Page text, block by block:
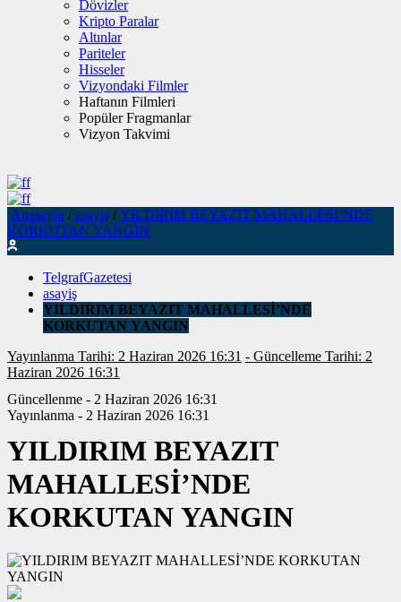
Dövizler
Kripto Paralar
Altınlar
Pariteler
Hisseler
Vizyondaki Filmler
Haftanın Filmleri
Popüler Fragmanlar
Vizyon Takvimi
Anasayfa / asayiş / YILDIRIM BEYAZIT MAHALLESİ’NDE
KORKUTAN YANGIN
TelgrafGazetesi
asayiş
YILDIRIM BEYAZIT MAHALLESİ’NDE
KORKUTAN YANGIN
Yayınlanma Tarihi: 2 Haziran 2026 16:31 - Güncelleme Tarihi: 2
Haziran 2026 16:31
Güncellenme - 2 Haziran 2026 16:31
Yayınlanma - 2 Haziran 2026 16:31
YILDIRIM BEYAZIT
MAHALLESİ’NDE
KORKUTAN YANGIN